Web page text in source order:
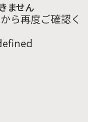
ません
ら再度ご確認く